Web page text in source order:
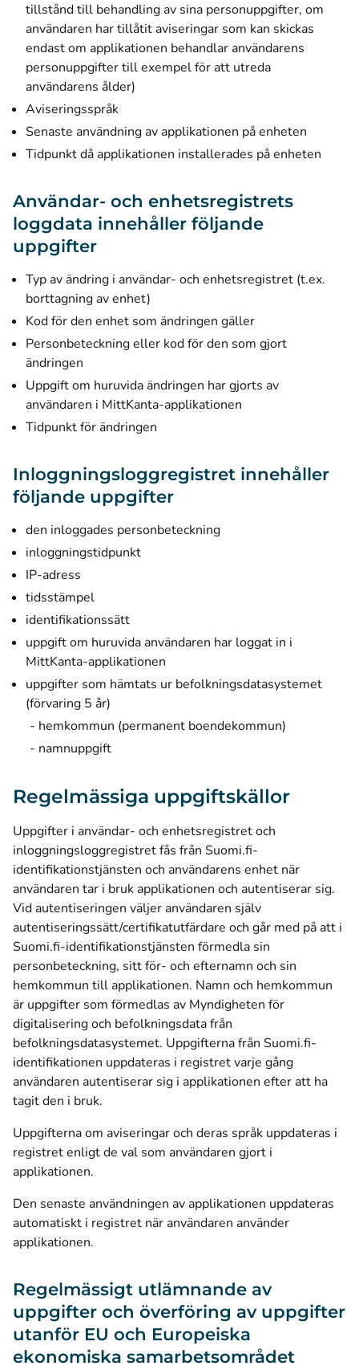
tillstånd till behandling av sina personuppgifter, om
användaren har tillåtit aviseringar som kan skickas
endast om applikationen behandlar användarens
personuppgifter till exempel för att utreda
användarens ålder)
Aviseringsspråk
Senaste användning av applikationen på enheten
Tidpunkt då applikationen installerades på enheten
Användar- och enhetsregistrets
loggdata innehåller följande
uppgifter
Typ av ändring i användar- och enhetsregistret (t.ex.
borttagning av enhet)
Kod för den enhet som ändringen gäller
Personbeteckning eller kod för den som gjort
ändringen
Uppgift om huruvida ändringen har gjorts av
användaren i MittKanta-applikationen
Tidpunkt för ändringen
Inloggningsloggregistret innehåller
följande uppgifter
den inloggades personbeteckning
inloggningstidpunkt
IP-adress
tidsstämpel
identifikationssätt
uppgift om huruvida användaren har loggat in i
MittKanta-applikationen
uppgifter som hämtats ur befolkningsdatasystemet
(förvaring 5 år)
hemkommun (permanent boendekommun)
namnuppgift
Regelmässiga uppgiftskällor
Uppgifter i användar- och enhetsregistret och
inloggningsloggregistret fås från Suomi.fi-
identifikationstjänsten och användarens enhet när
användaren tar i bruk applikationen och autentiserar sig.
Vid autentiseringen väljer användaren själv
autentiseringssätt/certifikatutfärdare och går med på att i
Suomi.fi-identifikationstjänsten förmedla sin
personbeteckning, sitt för- och efternamn och sin
hemkommun till applikationen. Namn och hemkommun
är uppgifter som förmedlas av Myndigheten för
digitalisering och befolkningsdata från
befolkningsdatasystemet. Uppgifterna från Suomi.fi-
identifikationen uppdateras i registret varje gång
användaren autentiserar sig i applikationen efter att ha
tagit den i bruk.
Uppgifterna om aviseringar och deras språk uppdateras i
registret enligt de val som användaren gjort i
applikationen.
Den senaste användningen av applikationen uppdateras
automatiskt i registret när användaren använder
applikationen.
Regelmässigt utlämnande av
uppgifter och överföring av uppgifter
utanför EU och Europeiska
ekonomiska samarbetsområdet